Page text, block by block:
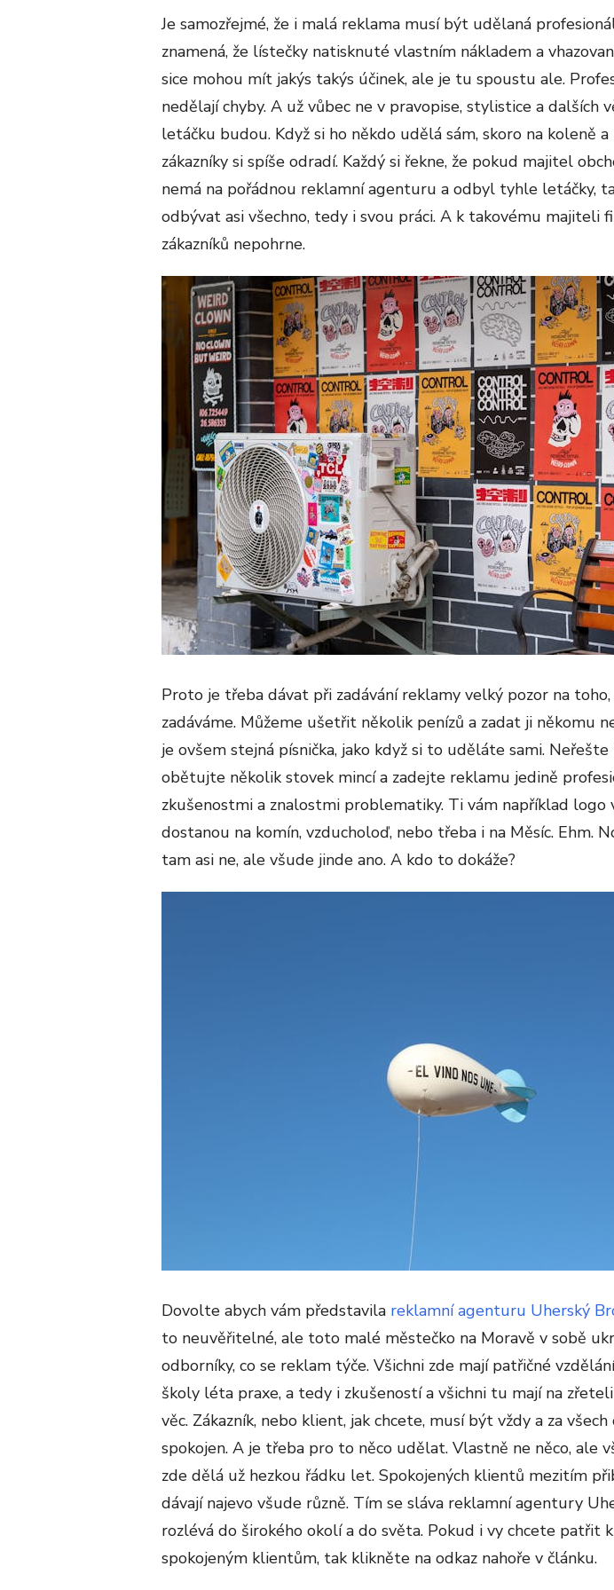
Je samozřejmé, že i malá reklama musí být udělaná
znamená, že lístečky natisknuté vlastním nákladem a
sice mohou mít jakýs takýs účinek, ale je tu spoustu ale.
nedělají chyby. A už vůbec ne v pravopise, stylistice a dalších
letáčku budou. Když si ho někdo udělá sám, skoro na koleně
zákazníky si spíše odradí. Každý si řekne, že pokud majitel
nemá na pořádnou reklamní agenturu a odbyl tyhle letáčky,
odbývat asi všechno, tedy i svou práci. A k takovému majiteli
zákazníků nepohrne.
Proto je třeba dávat při zadávání reklamy velký pozor na
zadáváme. Můžeme ušetřit několik penízů a zadat ji někomu
je ovšem stejná písnička, jako když si to uděláte sami.
obětujte několik stovek mincí a zadejte reklamu jedině
zkušenostmi a znalostmi problematiky. Ti vám například logo
dostanou na komín, vzducholoď, nebo třeba i na Měsíc. Ehm.
tam asi ne, ale všude jinde ano. A kdo to dokáže?
Dovolte abych vám představila reklamní agenturu Uherský
to neuvěřitelné, ale toto malé městečko na Moravě v sobě
odborníky, co se reklam týče. Všichni zde mají patřičné
školy léta praxe, a tedy i zkušeností a všichni tu mají na
věc. Zákazník, nebo klient, jak chcete, musí být vždy a za
spokojen. A je třeba pro to něco udělat. Vlastně ne něco, ale
zde dělá už hezkou řádku let. Spokojených klientů mezitím
dávají najevo všude různě. Tím se sláva reklamní agentury
rozlévá do širokého okolí a do světa. Pokud i vy chcete patřit
spokojeným klientům, tak klikněte na odkaz nahoře v článku.